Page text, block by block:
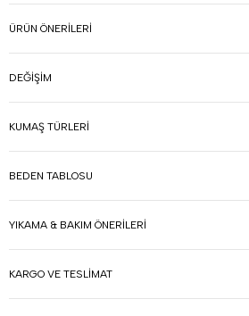
ÜRÜN ÖNERILERI
DEĞIŞIM
KUMAŞ TÜRLERI
BEDEN TABLOSU
YIKAMA & BAKIM ÖNERILERI
KARGO VE TESLIMAT